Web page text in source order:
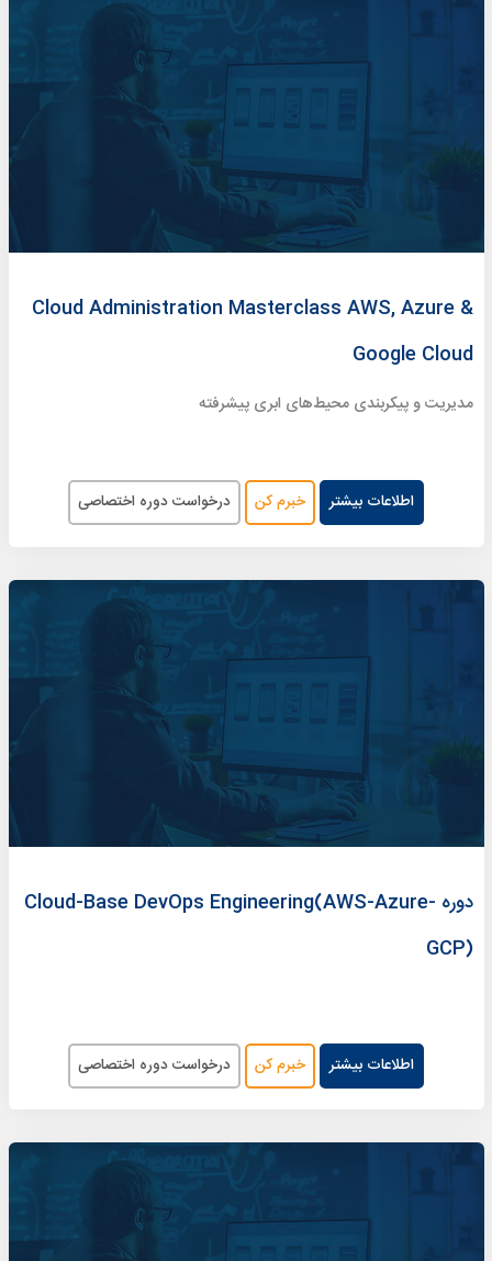
Cloud Administration Masterclass AWS, Azure &
Google Cloud
مدیریت و پیکربندی محیط‌های ابری پیشرفته
اطلاعات بیشتر خبرم کن درخواست دوره اختصاصی
دوره Cloud-Base DevOps Engineering(AWS-Azure-
GCP)
اطلاعات بیشتر خبرم کن درخواست دوره اختصاصی